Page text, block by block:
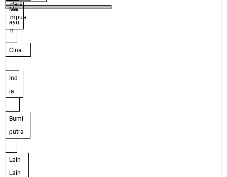
aki
Pere
mpua
n
Mel
ayu
Cina
Ind
ia
Bumi
putra
Lain-
Lain